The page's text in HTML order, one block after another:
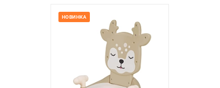
НОВИНКА